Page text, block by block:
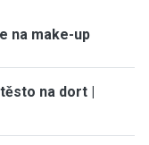
na make-up
na dort |